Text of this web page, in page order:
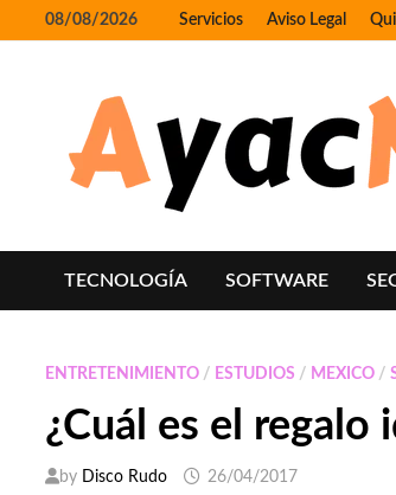
to
08/08/2026 Servicios Aviso Legal
TECNOLOGÍA SOFTWARE
ENTRETENIMIENTO / ESTUDIOS / MEXICO /
¿Cuál es el regalo
by Disco Rudo 26/04/2017